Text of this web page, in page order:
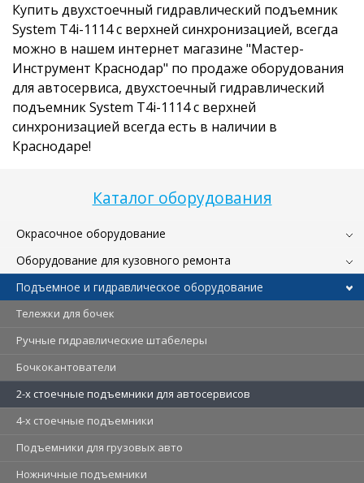
Каталог оборудования
Окрасочное оборудование
Оборудование для кузовного ремонта
Подъемное и гидравлическое оборудование
Тележки для бочек
Ручные гидравлические штабелеры
Бочкокантователи
2-х стоечные подъемники для автосервисов
4-х стоечные подъемники
Подъемники для грузовых авто
Ножничные подъемники
Купить двухстоечный гидравлический подъемник
System T4i-1114 с верхней синхронизацией, всегда
можно в нашем интернет магазине "Мастер-
Инструмент Краснодар" по продаже оборудования
для автосервиса, двухстоечный гидравлический
подъемник System T4i-1114 с верхней
синхронизацией всегда есть в наличии в
Краснодаре!